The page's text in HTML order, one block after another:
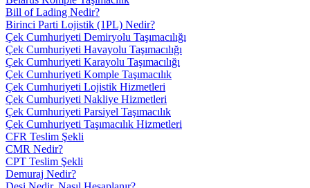
Bill of Lading Nedir?
Birinci Parti Lojistik (1PL) Nedir?
Çek Cumhuriyeti Demiryolu Taşımacılığı
Çek Cumhuriyeti Havayolu Taşımacılığı
Çek Cumhuriyeti Karayolu Taşımacılığı
Çek Cumhuriyeti Komple Taşımacılık
Çek Cumhuriyeti Lojistik Hizmetleri
Çek Cumhuriyeti Nakliye Hizmetleri
Çek Cumhuriyeti Parsiyel Taşımacılık
Çek Cumhuriyeti Taşımacılık Hizmetleri
CFR Teslim Şekli
CMR Nedir?
CPT Teslim Şekli
Demuraj Nedir?